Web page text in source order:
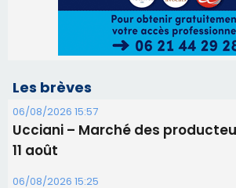
Corte – L’association A Nuciola
projection sous les étoiles
Alata - Soirée Tango Argentin
Benedetto
05/08/2026 09:53
Biguglia : messe de la Sainte-
procession le 14 août